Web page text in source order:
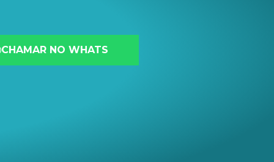
CHAMAR NO WHATS